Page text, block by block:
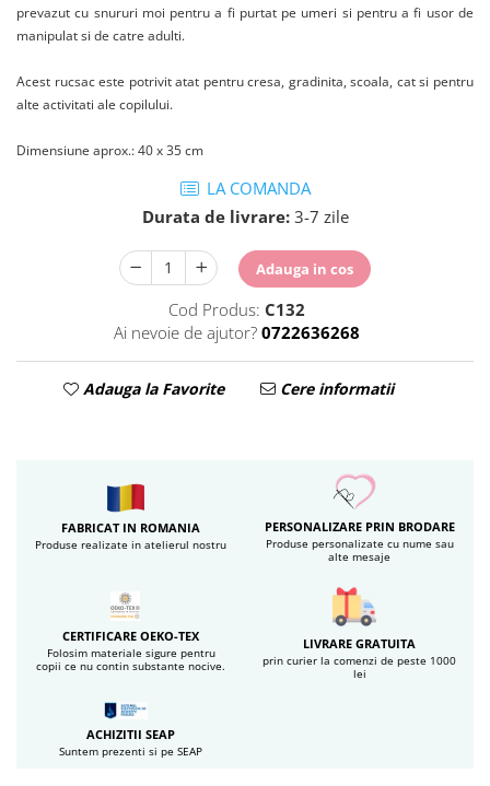
prevazut cu snururi moi pentru a fi purtat pe umeri si pentru a fi usor de
manipulat si de catre adulti.
Acest rucsac este potrivit atat pentru cresa, gradinita, scoala, cat si pentru
alte activitati ale copilului.
Dimensiune aprox.: 40 x 35 cm
LA COMANDA
Durata de livrare:3-7 zile
Adauga in cos
Cod Produs: C132
Ai nevoie de ajutor? 0722636268
Adauga la Favorite Cere informatii
FABRICAT IN ROMANIA
Produse realizate in atelierul nostru
PERSONALIZARE PRIN BRODARE
Produse personalizate cu nume sau
alte mesaje
CERTIFICARE OEKO-TEX
Folosim materiale sigure pentru
copii ce nu contin substante nocive.
LIVRARE GRATUITA
prin curier la comenzi de peste 1000
lei
ACHIZITII SEAP
Suntem prezenti si pe SEAP